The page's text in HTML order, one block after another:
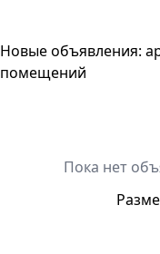
Новые объявления:
помещений
Пока нет